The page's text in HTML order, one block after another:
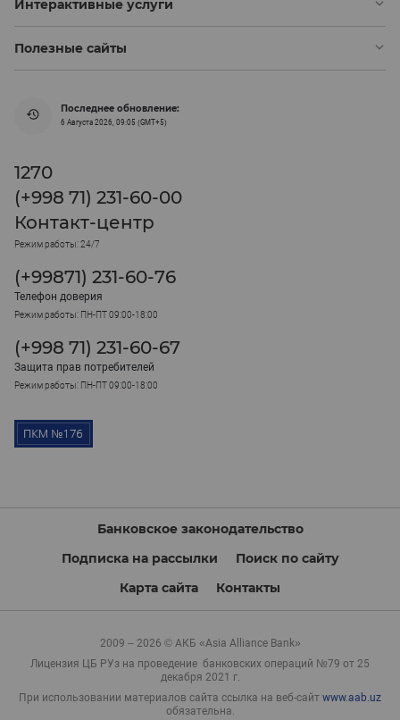
Интерактивные услуги
Полезные сайты
Последнее обновление:
6 Августа 2026, 09:05 (GMT+5)
1270
(+998 71) 231-60-00
Контакт-центр
Режим работы: 24/7
(+99871) 231-60-76
Телефон доверия
Режим работы: ПН-ПТ 09:00-18:00
(+998 71) 231-60-67
Защита прав потребителей
Режим работы: ПН-ПТ 09:00-18:00
Банковское законодательство
Подписка на рассылки
Поиск по сайту
Карта сайта
Контакты
2009 – 2026 © АКБ «Asia Alliance Bank»
Лицензия ЦБ РУз на проведение банковских операций №79 от 25
декабря 2021 г.
При использовании материалов сайта ссылка на веб-сайт www.aab.uz
обязательна.